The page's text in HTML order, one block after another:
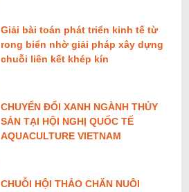
Giải bài toán phát triển kinh tế từ
rong biển nhờ giải pháp xây dựng
chuỗi liên kết khép kín
CHUYỂN ĐỔI XANH NGÀNH THỦY
SẢN TẠI HỘI NGHỊ QUỐC TẾ
AQUACULTURE VIETNAM
CHUỖI HỘI THẢO CHĂN NUÔI